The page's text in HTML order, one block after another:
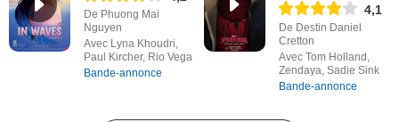
De Phuong Mai
Nguyen
Avec Lyna Khoudri,
Paul Kircher, Rio Vega
Bande-annonce
4,1
De Destin Daniel
Cretton
Avec Tom Holland,
Zendaya, Sadie Sink
Bande-annonce